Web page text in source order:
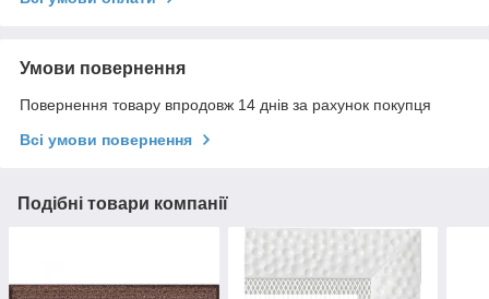
Умови повернення
Повернення товару впродовж 14 днів за рахунок покупця
Всі умови повернення
Подібні товари компанії